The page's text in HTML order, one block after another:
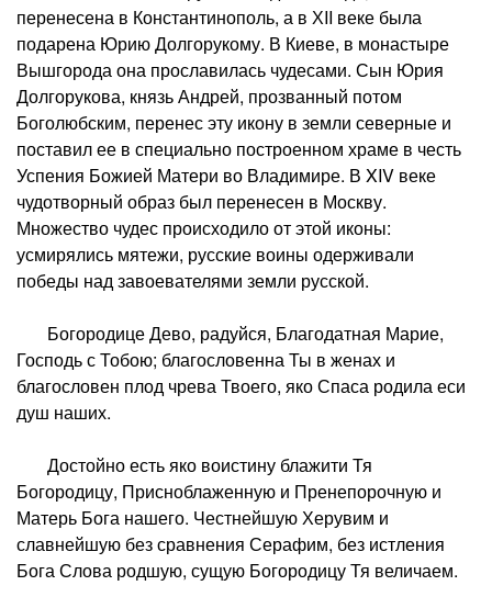
перенесена в Константинополь, а в ХII веке была
подарена Юрию Долгорукому. В Киеве, в монастыре
Вышгорода она прославилась чудесами. Сын Юрия
Долгорукова, князь Андрей, прозванный потом
Боголюбским, перенес эту икону в земли северные и
поставил ее в специально построенном храме в честь
Успения Божией Матери во Владимире. В XIV веке
чудотворный образ был перенесен в Москву.
Множество чудес происходило от этой иконы:
усмирялись мятежи, русские воины одерживали
победы над завоевателями земли русской.
Богородице Дево, радуйся, Благодатная Марие,
Господь с Тобою; благословенна Ты в женах и
благословен плод чрева Твоего, яко Спаса родила еси
душ наших.
Достойно есть яко воистину блажити Тя
Богородицу, Присноблаженную и Пренепорочную и
Матерь Бога нашего. Честнейшую Херувим и
славнейшую без сравнения Серафим, без истления
Бога Слова родшую, сущую Богородицу Тя величаем.